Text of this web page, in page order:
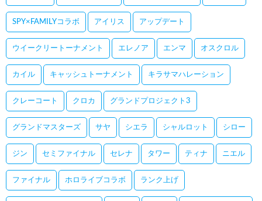
SPY×FAMILYコラボ アイリス アップデート
ウイークリートーナメント エレノア エンマ オスクロル
カイル キャッシュトーナメント キラサマハレーション
クレーコート クロカ グランドプロジェクト3
グランドマスターズ サヤ シエラ シャルロット シロー
ジン セミファイナル セレナ タワー ティナ ニエル
ファイナル ホロライブコラボ ランク上げ